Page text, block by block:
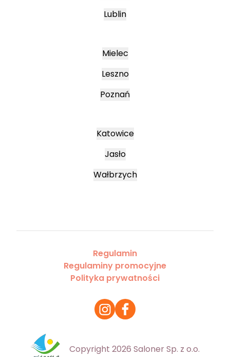
Lublin
Mielec
Leszno
Poznań
Katowice
Jasło
Wałbrzych
Regulamin
Regulaminy promocyjne
Polityka prywatności
Copyright 2026 Saloner Sp. z o.o.